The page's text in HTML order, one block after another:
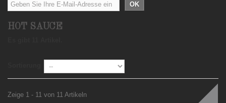
OK
HOT SAUCE
Zeige 1 - 11 von 11 Artikeln